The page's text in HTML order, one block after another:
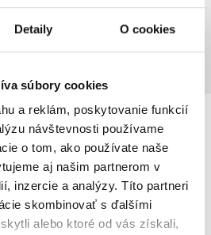
Detaily O cookies
súbory cookies
a reklám, poskytovanie funkcií
návštevnosti používame
o tom, ako používate naše
aj našim partnerom v
inzercie a analýzy. Títo partneri
skombinovať s ďalšími
alebo ktoré od vás získali,
vkladať len registrovaní užívatelia
KNIHY